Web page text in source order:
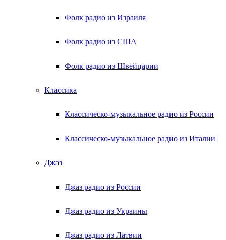
Фолк радио из Израиля
Фолк радио из США
Фолк радио из Швейцарии
Классика
Классическо-музыкальное радио из России
Классическо-музыкальное радио из Италии
Джаз
Джаз радио из России
Джаз радио из Украины
Джаз радио из Латвии